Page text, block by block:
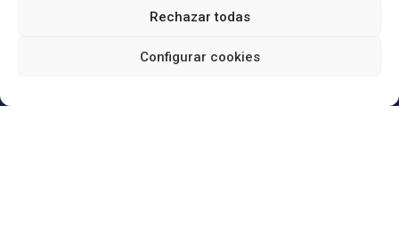
Rechazar todas
Configurar cookies